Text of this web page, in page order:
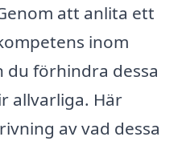
att anlita ett
inom
du förhindra dessa
allvarliga. Här
av vad dessa